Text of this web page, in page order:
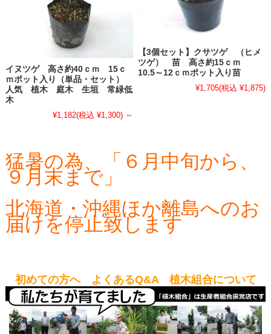
イヌツゲ 高さ約40ｃｍ 15ｃ
ｍポット入り（単品・セット）
人気 植木 庭木 生垣 常緑低
木
¥1,182(税込 ¥1,300) ～
【3個セット】クサツゲ （ヒメ
ツゲ） 苗 高さ約15ｃｍ
10.5～12ｃｍポット入り苗
¥1,705(税込 ¥1,875)
猛暑の為、「６月中旬から、
９月末まで」
北海道・沖縄ほか離島へのお
届けを停止致します
初めての方へ よくあるQ&A 植木組合について